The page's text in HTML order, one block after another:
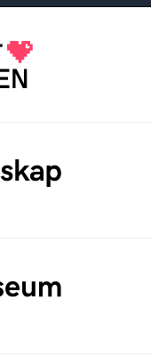
som
samhället
att bli en
och kureras